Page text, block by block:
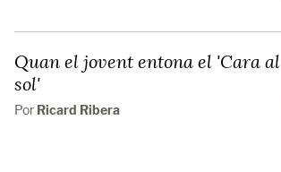
Quan el jovent entona el 'Cara al
sol'
Por Ricard Ribera